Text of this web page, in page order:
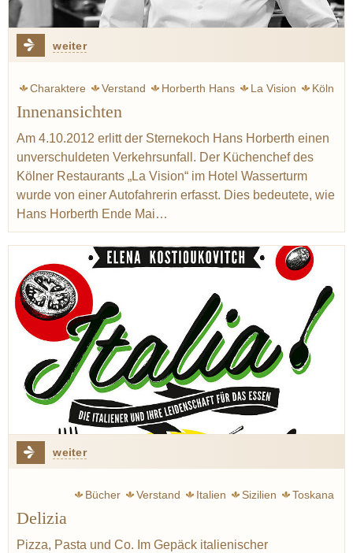
weiter
Charaktere Verstand Horberth Hans La Vision
Köln
Koch
Innenansichten
Am 4.10.2012 erlitt der Sternekoch Hans Horberth einen
unverschuldeten Verkehrsunfall. Der Küchenchef des
Kölner Restaurants „La Vision“ im Hotel Wasserturm
wurde von einer Autofahrerin erfasst. Dies bedeutete, wie
Hans Horberth Ende Mai…
weiter
Bücher Verstand Italien Sizilien
Toskana
Delizia
Pizza, Pasta und Co. Im Gepäck italienischer